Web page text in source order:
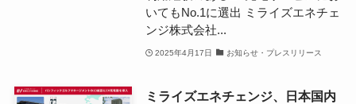
いてもNo.1に選出 ミライズエネチェ
ンジ株式会社...
2025年4月17日 お知らせ・プレスリリース
ミライズエネチェンジ、日本国内